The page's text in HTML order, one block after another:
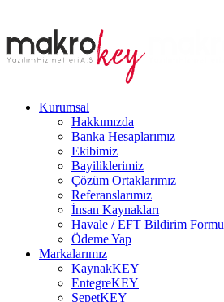
Kurumsal
Hakkımızda
Banka Hesaplarımız
Ekibimiz
Bayiliklerimiz
Çözüm Ortaklarımız
Referanslarımız
İnsan Kaynakları
Havale / EFT Bildirim Formu
Ödeme Yap
Markalarımız
KaynakKEY
EntegreKEY
SepetKEY